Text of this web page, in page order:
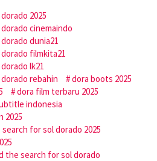
2025
cinemaindo
dunia21
filmkita21
lk21
rebahin
dora boots 2025
dora film terbaru 2025
indonesia
2025
for sol dorado 2025
the search for sol dorado